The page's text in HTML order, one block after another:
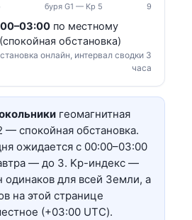
буря G1 — Kp 5 9
по местному
обстановка)
онлайн, интервал сводки 3
часа
геомагнитная
— спокойная обстановка.
ожидается с 00:00–03:00
— до 3. Kp-индекс —
одинаков для всей Земли, а
на этой странице
(+03:00 UTC).